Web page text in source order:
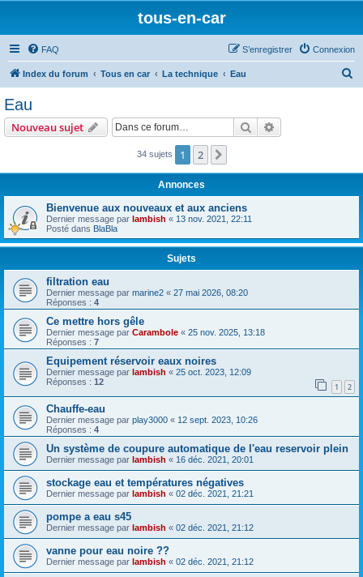
tous-en-car
FAQ Connexion
S’enregistrer
Index du forum Tous en car La technique Eau
r
Eau
Nouveau sujet Rechercher
34 sujets 1 2
Annonces
Bienvenue aux nouveaux et aux anciens
Dernier message par lambish « 13 nov. 2021, 22:11
Posté dans BlaBla
Sujets
filtration eau
Dernier message par marine2 « 27 mai 2026, 08:20
Réponses : 4
Ce mettre hors gêle
Dernier message par Carambole « 25 nov. 2025, 13:18
Réponses : 7
Equipement réservoir eaux noires
Dernier message par lambish « 25 oct. 2023, 12:09
Réponses : 12 1 2
Chauffe-eau
Dernier message par play3000 « 12 sept. 2023, 10:26
Réponses : 4
Un système de coupure automatique de l'eau reservoir plein
Dernier message par lambish « 16 déc. 2021, 20:01
stockage eau et températures négatives
Dernier message par lambish « 02 déc. 2021, 21:21
pompe a eau s45
Dernier message par lambish « 02 déc. 2021, 21:12
vanne pour eau noire ??
Dernier message par lambish « 02 déc. 2021, 21:12